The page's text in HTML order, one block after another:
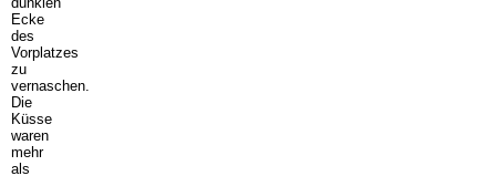
Ecke
des
Vorplatzes
zu
vernaschen.
Die
Küsse
waren
mehr
als